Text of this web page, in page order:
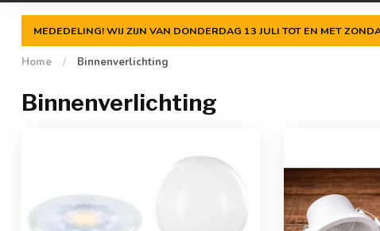
MEDEDELING! WIJ ZIJN VAN DONDERDAG 13 JULI TOT EN MET
Home / Binnenverlichting
Binnenverlichting